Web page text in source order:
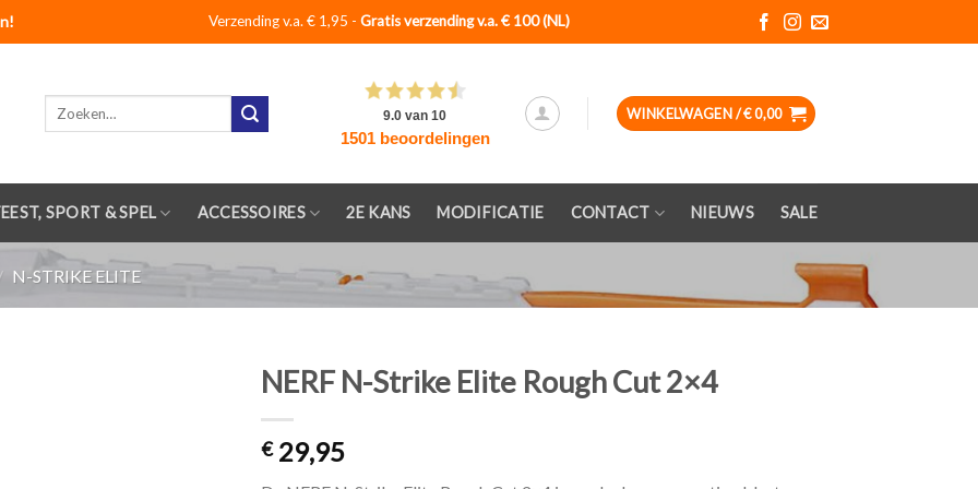
Verzending v.a. € 1,95 - Gratis verzending v.a. € 100 (NL)
Zoeken
WINKELWAGEN /€0,00
SPORT & SPEL ACCESSOIRES 2E KANS MODIFICATIE CONTACT NIEUWS SALE
/ N-STRIKE ELITE
NERF N-Strike Elite Rough Cut 2×4
€29,95